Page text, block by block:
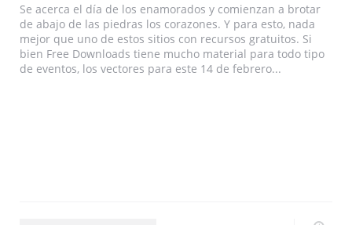
Se acerca el día de los enamorados y comienzan a brotar
de abajo de las piedras los corazones. Y para esto, nada
mejor que uno de estos sitios con recursos gratuitos. Si
bien Free Downloads tiene mucho material para todo tipo
de eventos, los vectores para este 14 de febrero...